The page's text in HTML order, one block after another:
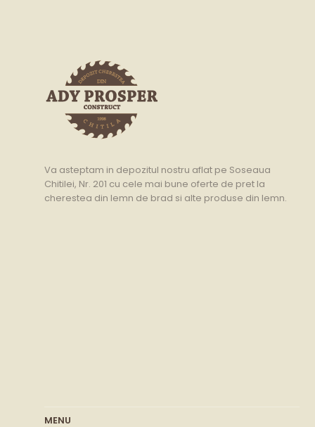
Va asteptam in depozitul nostru aflat pe Soseaua
Chitilei, Nr. 201 cu cele mai bune oferte de pret la
cherestea din lemn de brad si alte produse din lemn.
MENU